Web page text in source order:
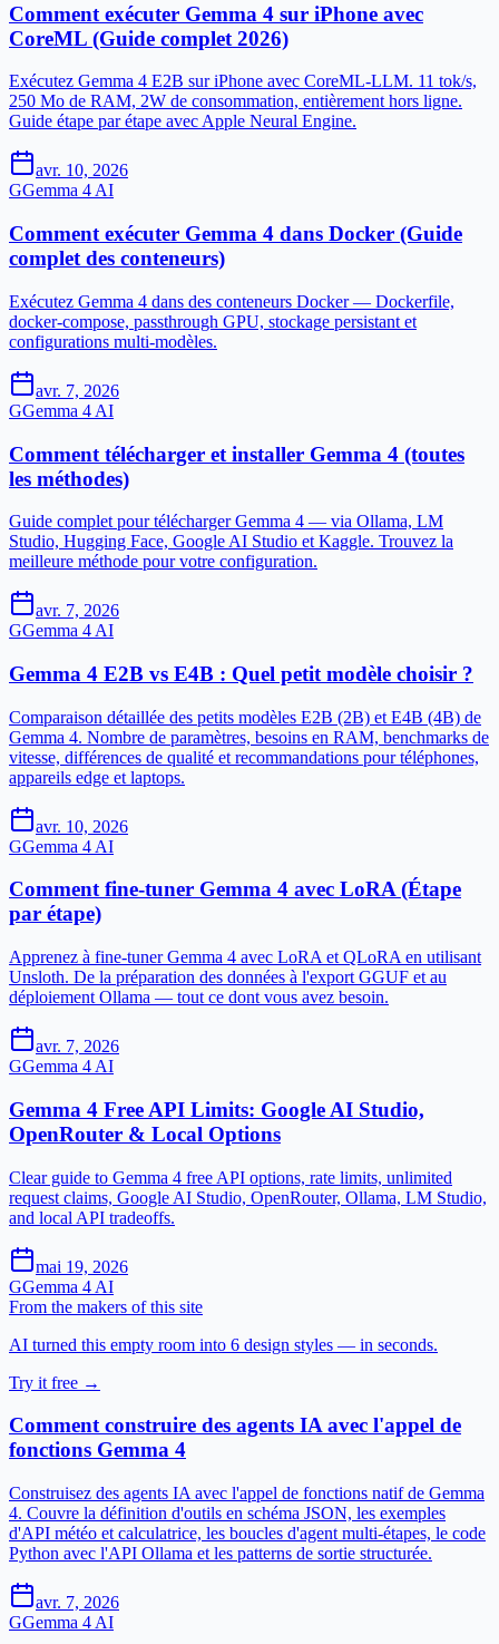
Comment exécuter Gemma 4 sur iPhone avec
CoreML (Guide complet 2026)
Exécutez Gemma 4 E2B sur iPhone avec CoreML-LLM. 11 tok/s,
250 Mo de RAM, 2W de consommation, entièrement hors ligne.
Guide étape par étape avec Apple Neural Engine.
avr. 10, 2026
GGemma 4 AI
Comment exécuter Gemma 4 dans Docker (Guide
complet des conteneurs)
Exécutez Gemma 4 dans des conteneurs Docker — Dockerfile,
docker-compose, passthrough GPU, stockage persistant et
configurations multi-modèles.
avr. 7, 2026
GGemma 4 AI
Comment télécharger et installer Gemma 4 (toutes
les méthodes)
Guide complet pour télécharger Gemma 4 — via Ollama, LM
Studio, Hugging Face, Google AI Studio et Kaggle. Trouvez la
meilleure méthode pour votre configuration.
avr. 7, 2026
GGemma 4 AI
Gemma 4 E2B vs E4B : Quel petit modèle choisir ?
Comparaison détaillée des petits modèles E2B (2B) et E4B (4B) de
Gemma 4. Nombre de paramètres, besoins en RAM, benchmarks de
vitesse, différences de qualité et recommandations pour téléphones,
appareils edge et laptops.
avr. 10, 2026
GGemma 4 AI
Comment fine-tuner Gemma 4 avec LoRA (Étape
par étape)
Apprenez à fine-tuner Gemma 4 avec LoRA et QLoRA en utilisant
Unsloth. De la préparation des données à l'export GGUF et au
déploiement Ollama — tout ce dont vous avez besoin.
avr. 7, 2026
GGemma 4 AI
Gemma 4 Free API Limits: Google AI Studio,
OpenRouter & Local Options
Clear guide to Gemma 4 free API options, rate limits, unlimited
request claims, Google AI Studio, OpenRouter, Ollama, LM Studio,
and local API tradeoffs.
mai 19, 2026
GGemma 4 AI
From the makers of this site
AI turned this empty room into 6 design styles — in seconds.
Try it free →
Comment construire des agents IA avec l'appel de
fonctions Gemma 4
Construisez des agents IA avec l'appel de fonctions natif de Gemma
4. Couvre la définition d'outils en schéma JSON, les exemples
d'API météo et calculatrice, les boucles d'agent multi-étapes, le code
Python avec l'API Ollama et les patterns de sortie structurée.
avr. 7, 2026
GGemma 4 AI